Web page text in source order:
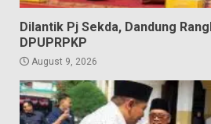
Dilantik Pj Sekda, Dandung
DPUPRPKP
August 9, 2026